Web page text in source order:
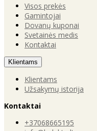
Visos prekės
Gamintojai
Dovanų kuponai
Svetainės medis
Kontaktai
Klientams
Klientams
Užsakymų istorija
Kontaktai
+37068665195